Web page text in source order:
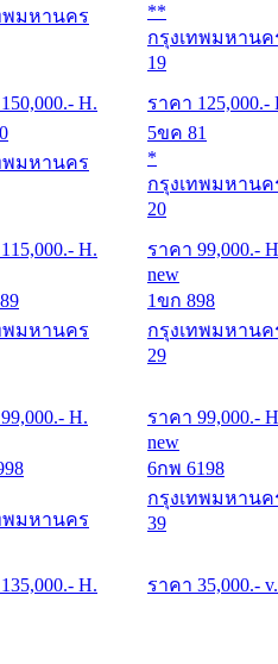
พมหานคร
150,000.- H.
**
กรุงเทพมหานค
19
ราคา 125,000.-
พมหานคร
115,000.- H.
5ขค 81
*
กรุงเทพมหานค
20
ราคา 99,000.-
พมหานคร
99,000.- H.
new
1ขก 898
กรุงเทพมหานค
29
ราคา 99,000.-
พมหานคร
135,000.- H.
new
6กพ 6198
กรุงเทพมหานค
39
ราคา 35,000.- v.